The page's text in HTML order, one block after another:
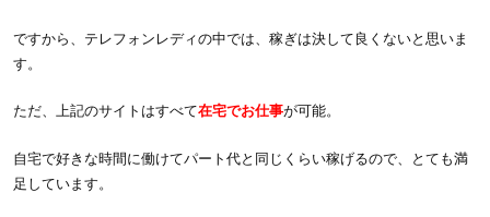
ですから、テレフォンレディの中では、稼ぎは決して良くないと思いま
す。
ただ、上記のサイトはすべて在宅でお仕事が可能。
自宅で好きな時間に働けてパート代と同じくらい稼げるので、とても満
足しています。